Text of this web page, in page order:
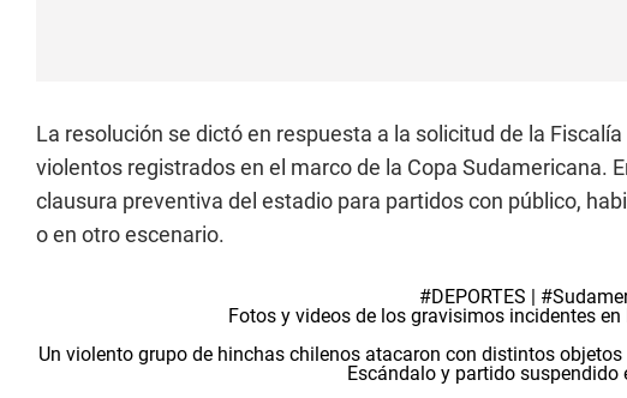
La resolución se dictó en respuesta a la solicitud de la
violentos registrados en el marco de la Copa Sudamericana.
clausura preventiva del estadio para partidos con público,
o en otro escenario.
#DEPORTES |
Fotos y videos de los gravisimos incidentes en
Un violento grupo de hinchas chilenos atacaron con distintos
Escándalo y partido suspendido